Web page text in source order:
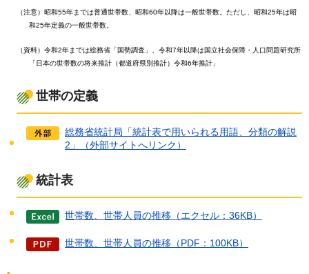
（注意）昭和55年までは普通世帯数、昭和60年以降は一般世帯数。ただし、昭和25年は昭
和25年定義の一般世帯数。
（資料）令和2年までは総務省「国勢調査」、令和7年以降は国立社会保障・人口問題研究所
「日本の世帯数の将来推計（都道府県別推計）令和6年推計」
世帯の定義
総務省統計局「統計表で用いられる用語、分類の解説
2」（外部サイトへリンク）
統計表
世帯数、世帯人員の推移（エクセル：36KB）
世帯数、世帯人員の推移（PDF：100KB）